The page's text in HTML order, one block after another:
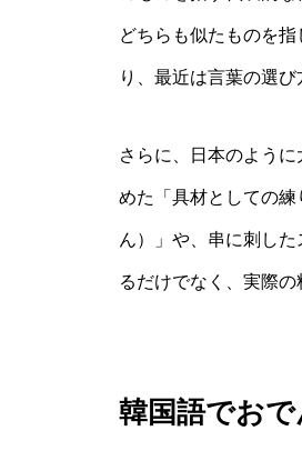
どちらも似たものを
り、最近は言葉の選び
さらに、日本のよう
めた「具材としての
ん）」や、串に刺し
るだけでなく、実際
韓国語でお